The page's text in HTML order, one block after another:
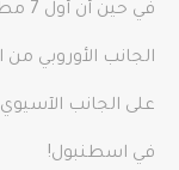
في
على الجانب
في اسطنبول!